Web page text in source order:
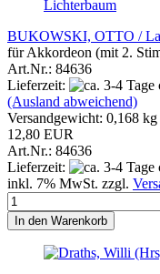
BUKOWSKI, OTTO /
für Akkordeon (mit 2.
Art.Nr.: 84636
Lieferzeit:
(Ausland abweichend)
Versandgewicht: 0,168 kg
12,80 EUR
Art.Nr.: 84636
Lieferzeit:
inkl. 7% MwSt. zzgl.
In den Warenkorb